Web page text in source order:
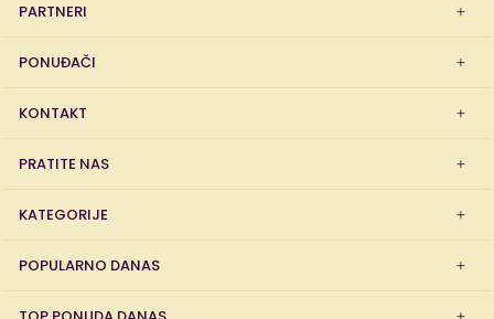
PARTNERI
PONUĐAČI
KONTAKT
PRATITE NAS
KATEGORIJE
POPULARNO DANAS